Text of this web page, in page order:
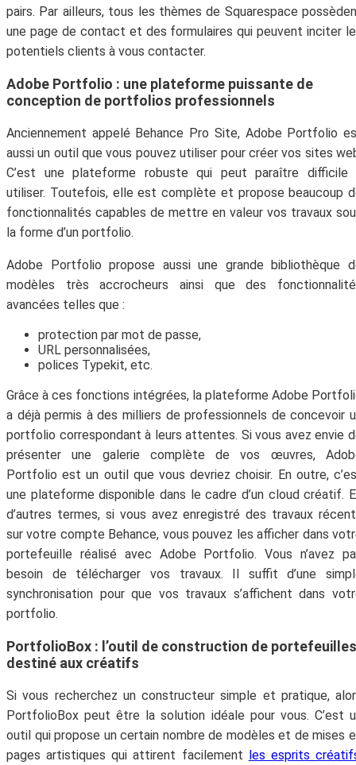
pairs. Par ailleurs, tous les thèmes de Squarespace
une page de contact et des formulaires qui peuvent inciter
potentiels clients à vous contacter.
Adobe Portfolio : une plateforme puissante de
conception de portfolios professionnels
Anciennement appelé Behance Pro Site, Adobe Portfolio
aussi un outil que vous pouvez utiliser pour créer vos sites
C’est une plateforme robuste qui peut paraître difficile
utiliser. Toutefois, elle est complète et propose beaucoup
fonctionnalités capables de mettre en valeur vos travaux
la forme d’un portfolio.
Adobe Portfolio propose aussi une grande bibliothèque
modèles très accrocheurs ainsi que des
avancées telles que :
protection par mot de passe,
URL personnalisées,
polices Typekit, etc.
Grâce à ces fonctions intégrées, la plateforme Adobe
a déjà permis à des milliers de professionnels de concevoir
portfolio correspondant à leurs attentes. Si vous avez envie
présenter une galerie complète de vos œuvres,
Portfolio est un outil que vous devriez choisir. En outre,
une plateforme disponible dans le cadre d’un cloud créatif.
d’autres termes, si vous avez enregistré des travaux
sur votre compte Behance, vous pouvez les afficher dans
portefeuille réalisé avec Adobe Portfolio. Vous n’avez
besoin de télécharger vos travaux. Il suffit d’une
synchronisation pour que vos travaux s’affichent dans
portfolio.
PortfolioBox : l’outil de construction de portefeuilles
destiné aux créatifs
Si vous recherchez un constructeur simple et pratique,
PortfolioBox peut être la solution idéale pour vous. C’est
outil qui propose un certain nombre de modèles et de mises
pages artistiques qui attirent facilement les esprits